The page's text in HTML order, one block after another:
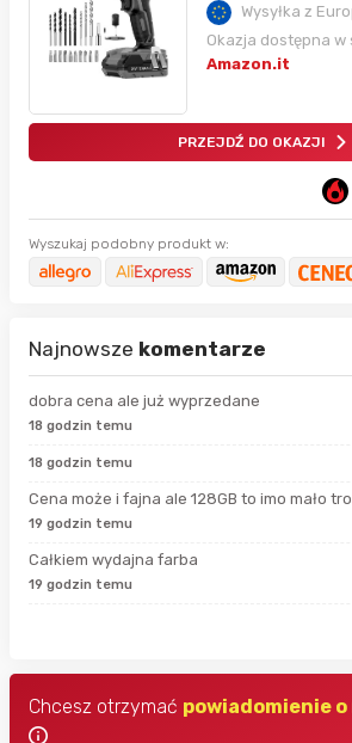
Wysyłka z
Okazja dostępna w
Amazon.it
PRZEJDŹ DO OKAZJI
Wyszukaj podobny produkt w:
Najnowsze komentarze
dobra cena ale już wyprzedane
18 godzin temu
18 godzin temu
Cena może i fajna ale 128GB to imo mało
19 godzin temu
Całkiem wydajna farba
19 godzin temu
Chcesz otrzymać powiadomienie